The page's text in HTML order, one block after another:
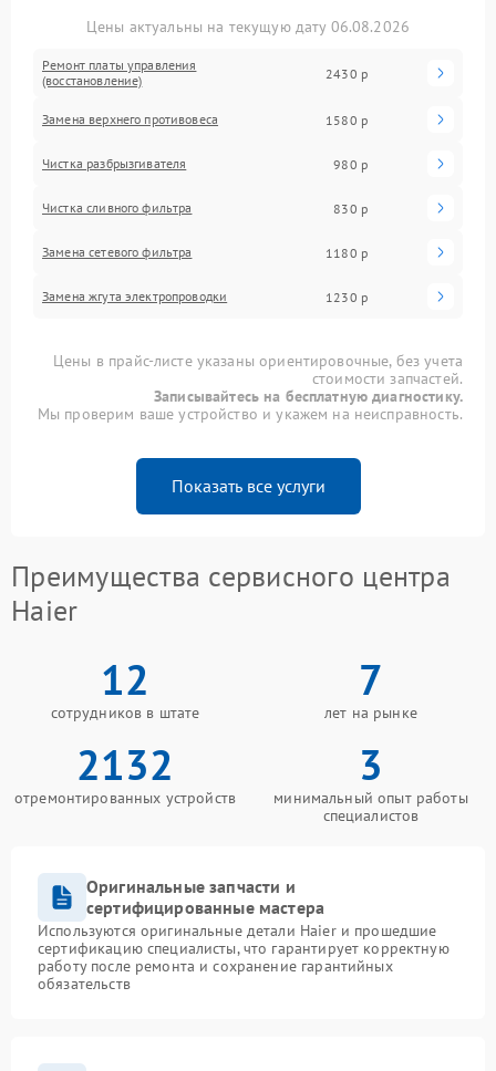
Цены актуальны на текущую дату 06.08.2026
Ремонт платы управления
(восстановление)
2430 р
Замена верхнего противовеса 1580 р
Чистка разбрызгивателя 980 р
Чистка сливного фильтра 830 р
Замена сетевого фильтра 1180 р
Замена жгута электропроводки 1230 р
Цены в прайс-листе указаны ориентировочные, без учета
стоимости запчастей.
Записывайтесь на бесплатную диагностику.
Мы проверим ваше устройство и укажем на неисправность.
Показать все услуги
Преимущества сервисного центра
Haier
12
сотрудников в штате
7
лет на рынке
2132
отремонтированных устройств
3
минимальный опыт работы
специалистов
Оригинальные запчасти и
сертифицированные мастера
Используются оригинальные детали Haier и прошедшие
сертификацию специалисты, что гарантирует корректную
работу после ремонта и сохранение гарантийных
обязательств